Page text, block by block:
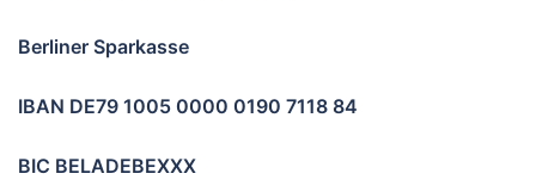
Berliner Sparkasse
IBAN DE79 1005 0000 0190 7118 84
BIC BELADEBEXXX